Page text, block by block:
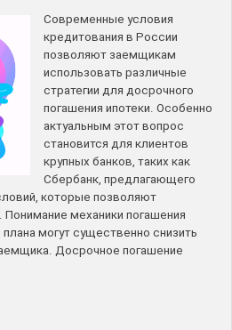
Современные условия
кредитования в России
позволяют заемщикам
использовать различные
стратегии для досрочного
погашения ипотеки. Особенно
актуальным этот вопрос
становится для клиентов
крупных банков, таких как
Сбербанк, предлагающего
которые позволяют
механики погашения
плана могут существенно снизить
Досрочное погашение